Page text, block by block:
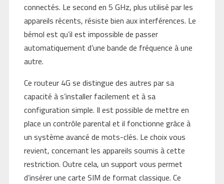
connectés. Le second en 5 GHz, plus utilisé par les
appareils récents, résiste bien aux interférences. Le
bémol est qu’il est impossible de passer
automatiquement d’une bande de fréquence à une
autre.
Ce routeur 4G se distingue des autres par sa
capacité à s’installer facilement et à sa
configuration simple. Il est possible de mettre en
place un contrôle parental et il fonctionne grâce à
un système avancé de mots-clés. Le choix vous
revient, concernant les appareils soumis à cette
restriction. Outre cela, un support vous permet
d’insérer une carte SIM de format classique. Ce